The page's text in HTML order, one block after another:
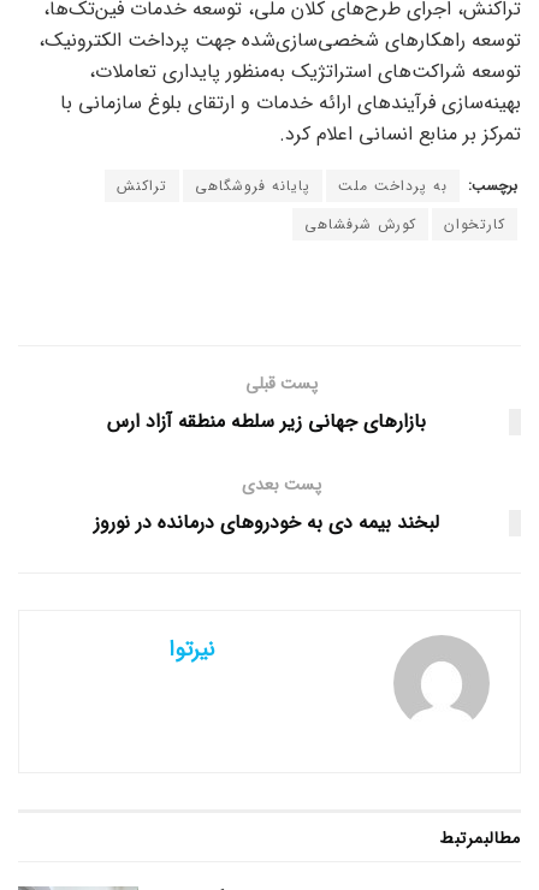
تراکنش، اجرای طرح‌های کلان ملی، توسعه خدمات فین‌تک‌ها،
توسعه راهکار‌های شخصی‌سازی‌شده جهت پرداخت الکترونیک،
توسعه شراکت‌های استراتژیک به‌منظور پایداری تعاملات،
بهینه‌سازی فرآیند‌های ارائه خدمات و ارتقای بلوغ سازمانی با
تمرکز بر منابع انسانی اعلام کرد.
برچسب: به پرداخت ملت پایانه فروشگاهی
تراکنش
کارتخوان
کورش شرفشاهی
پست قبلی
بازار‌های جهانی زیر سلطه منطقه آزاد ارس
پست بعدی
لبخند بیمه دی به خودرو‌های درمانده در نوروز
نیرتوا
مطالبمرتبط